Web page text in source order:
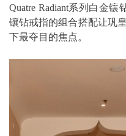
Quatre Radiant系列白金镶
镶钻戒指的组合搭配让巩
下最夺目的焦点。